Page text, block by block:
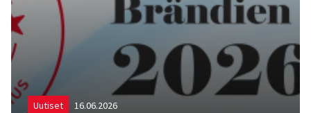
Uutiset 16.06.2026